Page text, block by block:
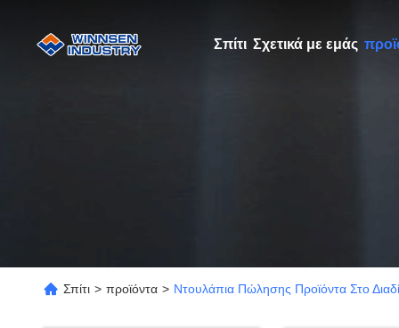
Σπίτι Σχετικά με εμάς
Σπίτι > προϊόντα > Ντουλάπια Πώλησης Προϊόντα Στο